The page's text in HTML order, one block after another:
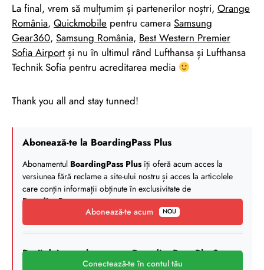
La final, vrem să mulțumim și partenerilor noștri, Orange
România, Quickmobile pentru camera Samsung
Gear360, Samsung România, Best Western Premier
Sofia Airport și nu în ultimul rând Lufthansa și Lufthansa
Technik Sofia pentru acreditarea media
Thank you all and stay tunned!
Abonează-te la BoardingPass Plus
Abonamentul BoardingPass Plusîți oferă acum acces la
versiunea fără reclame a site-ului nostru și acces la articolele
care conțin informații obținute în exclusivitate de
BoardingPass.
Abonează-te acum
NOU
Deții deja un abonament BoardingPass Plus?
Conectează-te în contul tău